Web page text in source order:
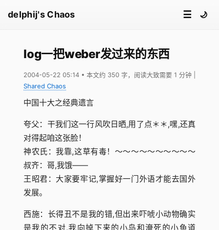
delphij's Chaos ☰ 🌙
log一把weber发过来的东西
2004-05-22 05:14 • 本文约 350 字，阅读大致需要 1 分钟
Shared Chaos
中国十大之经典遗言
夸父：干我们这一行风吹日晒,用了点＊＊,嘿,还真
对得起咱这张脸！
神农氏：我靠,这草有毒！～～～～～～～～～～
叔齐：哥,我饿——
王昭君：大家要牢记,掌握好一门外语才能去国外
发展。
西施：长得丑不是我的错,但出来吓唬小动物确实
是我的不对,我向掉下来的小鸟和淹死的小鱼道